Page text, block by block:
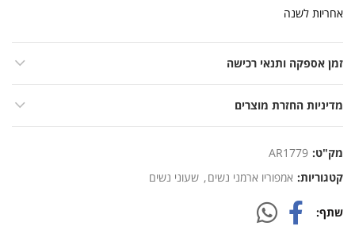
אחריות לשנה
זמן אספקה ותנאי רכישה
מדיניות החזרת מוצרים
מק"ט: AR1779
קטגוריות: אמפוריו ארמני נשים, שעוני נשים
שתף